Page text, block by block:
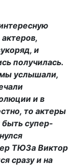
и
получилась.
услышали,
и в
то актеры
супер-
ТЮЗа Виктор
сразу и на